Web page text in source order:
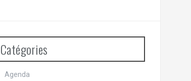
Catégories
Agenda